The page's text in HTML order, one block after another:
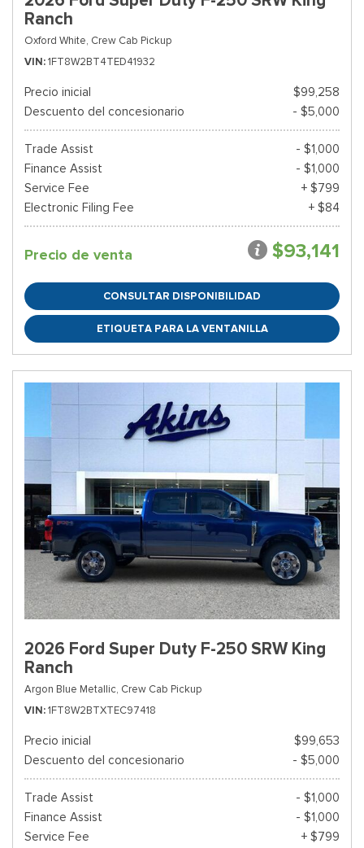
Ranch
Oxford White, Crew Cab Pickup
VIN 1FT8W2BT4TED41932
Precio inicial
$99,258
Descuento del concesionario
- $5,000
Trade Assist
- $1,000
Finance Assist
- $1,000
Service Fee
+ $799
Electronic Filing Fee
+ $84
Precio de venta $93,141
CONSULTAR DISPONIBILIDAD
ETIQUETA PARA LA VENTANILLA
2026 Ford Super Duty F-250 SRW King
Ranch
Argon Blue Metallic, Crew Cab Pickup
VIN 1FT8W2BTXTEC97418
Precio inicial
$99,653
Descuento del concesionario
- $5,000
Trade Assist
- $1,000
Finance Assist
- $1,000
Service Fee
+ $799